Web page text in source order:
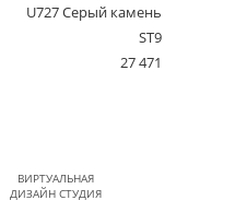
U727 Серый камень
ST9
27 471
ВИРТУАЛЬНАЯ
ДИЗАЙН СТУДИЯ